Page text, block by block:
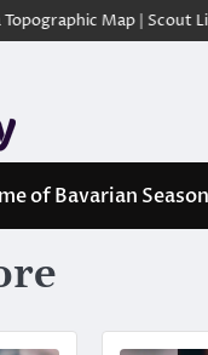
Map | Scout Library
of Bavarian